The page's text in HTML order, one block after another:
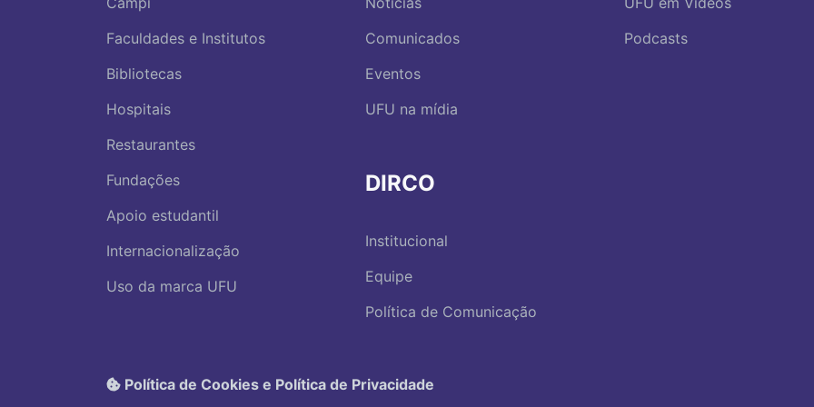
Faculdades e Institutos
Bibliotecas
Hospitais
Restaurantes
Fundações
Apoio estudantil
Internacionalização
Uso da marca UFU
Comunicados
Eventos
UFU na mídia
DIRCO
Institucional
Equipe
Política de Comunicação
Podcasts
Política de Cookies e Política de Privacidade